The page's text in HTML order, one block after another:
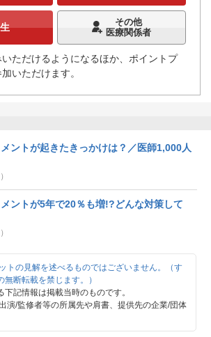
その他
医療関係者
ただけるようになるほか、ポイントプ
いただけます。
ントが起きたきっかけは？／医師1,000人
ントが5年で20％も増!?どんな対策して
トの見解を述べるものではございません。（す
断転載を禁じます。）
記情報は掲載当時のものです。
演/監修者等の所属先や肩書、提供先の企業/団体